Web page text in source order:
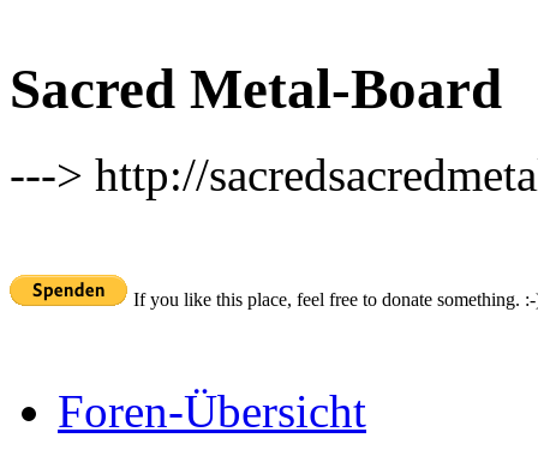
Sacred Metal-Board
---> http://
If you like this place, feel free to donate something.
Foren-Übersicht